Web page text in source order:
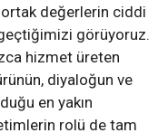
ortak değerlerin ciddi
görüyoruz.
hizmet üreten
diyaloğun ve
en yakın
rolü de tam